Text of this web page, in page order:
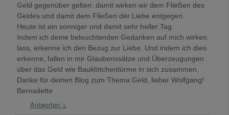
Geld gegenüber gelten: damit wirken wir dem Fließen des
Geldes und damit dem Fließen der Liebe entgegen.
Heute ist ein sonniger und damit sehr heller Tag.
Indem ich deine beleuchtenden Gedanken auf mich wirken
lass, erkenne ich den Bezug zur Liebe. Und indem ich dies
erkenne, fallen in mir Glaubenssätze und Überzeugungen
über das Geld wie Bauklötchentürme in sich zusammen.
Danke für deinen Blog zum Thema Geld, lieber Wolfgang!
Bernadette
Antworten ↓